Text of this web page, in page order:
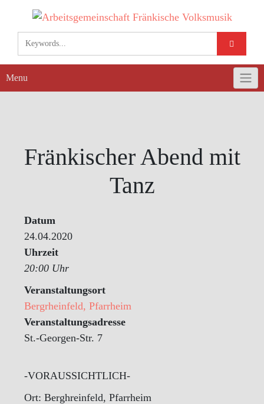
content
Menu
Fränkischer Abend mit
Tanz
Datum
24.04.2020
Uhrzeit
20:00 Uhr
Veranstaltungsort
Bergrheinfeld, Pfarrheim
Veranstaltungsadresse
St.-Georgen-Str. 7
-VORAUSSICHTLICH-
Ort: Berghreinfeld, Pfarrheim